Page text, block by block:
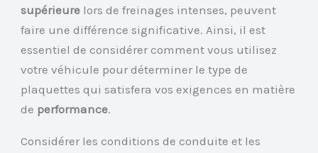
supérieure lors de freinages intenses, peuvent
faire une différence significative. Ainsi, il est
essentiel de considérer comment vous utilisez
votre véhicule pour déterminer le type de
plaquettes qui satisfera vos exigences en matière
de performance.
Considérer les conditions de conduite et les